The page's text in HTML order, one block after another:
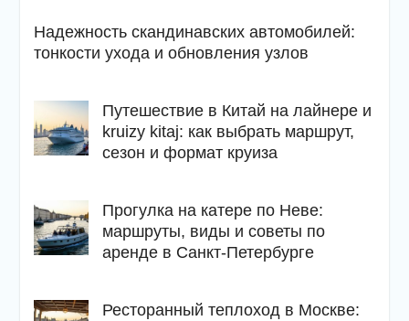
Надежность скандинавских автомобилей:
тонкости ухода и обновления узлов
Путешествие в Китай на лайнере и
kruizy kitaj: как выбрать маршрут,
сезон и формат круиза
Прогулка на катере по Неве:
маршруты, виды и советы по
аренде в Санкт-Петербурге
Ресторанный теплоход в Москве: